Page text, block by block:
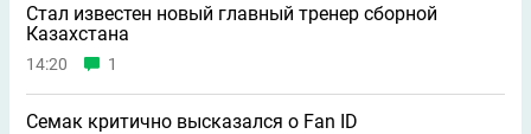
Стал известен новый главный тренер сборной
Казахстана
14:20 1
Семак критично высказался о Fan ID